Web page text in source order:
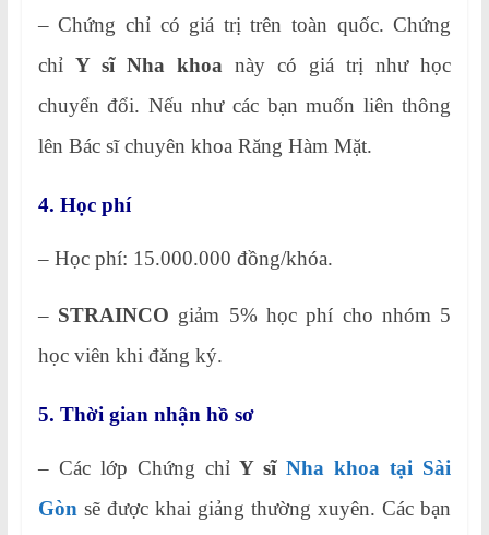
– Chứng chỉ có giá trị trên toàn quốc. Chứng
chỉ Y sĩ Nha khoa này có giá trị như học
chuyển đổi. Nếu như các bạn muốn liên thông
lên Bác sĩ chuyên khoa Răng Hàm Mặt.
4. Học phí
– Học phí: 15.000.000 đồng/khóa.
– STRAINCO giảm 5% học phí cho nhóm 5
học viên khi đăng ký.
5. Thời gian nhận hồ sơ
– Các lớp Chứng chỉY sĩNha khoa tại Sài
Gòn sẽ được khai giảng thường xuyên. Các bạn